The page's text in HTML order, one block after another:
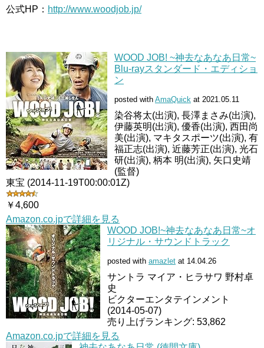
公式HP： http://www.woodjob.jp/
WOOD JOB! ~神去なあなあ日常~
Blu-rayスタンダード・エディショ
ン
posted with AmaQuick at 2021.05.11
染谷将太(出演), 長澤まさみ(出演),
伊藤英明(出演), 優香(出演), 西田尚
美(出演), マキタスポーツ(出演), 有
福正志(出演), 近藤芳正(出演), 光石
研(出演), 柄本 明(出演), 矢口史靖
(監督)
東宝 (2014-11-19T00:00:01Z)
￥4,600
Amazon.co.jpで詳細を見る
WOOD JOB!~神去なあなあ日常~オ
リジナル・サウンドトラック
posted with amazlet at 14.04.26
サントラ マイア・ヒラサワ 野村卓
史
ビクターエンタテインメント
(2014-05-07)
売り上げランキング: 53,862
Amazon.co.jpで詳細を見る